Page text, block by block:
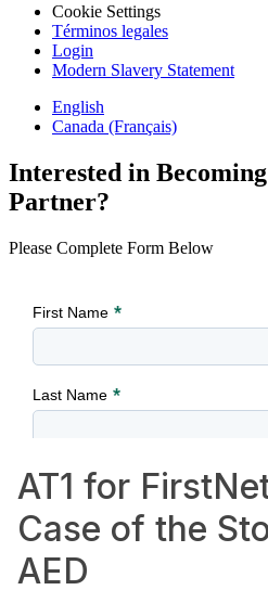
Cookie Settings
Términos legales
Login
Modern Slavery Statement
English
Canada (Français)
Interested in
Partner?
Please Complete Form Below